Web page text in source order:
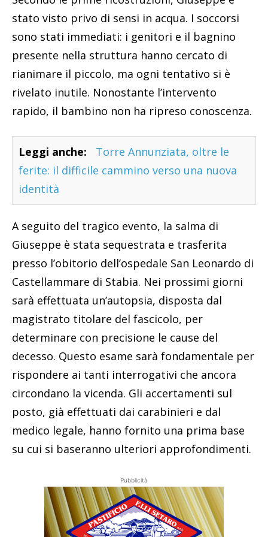
stato visto privo di sensi in acqua. I soccorsi
sono stati immediati: i genitori e il bagnino
presente nella struttura hanno cercato di
rianimare il piccolo, ma ogni tentativo si è
rivelato inutile. Nonostante l’intervento
rapido, il bambino non ha ripreso conoscenza.
Leggi anche:
Torre Annunziata, oltre le
ferite: il difficile cammino verso una nuova
identità
A seguito del tragico evento, la salma di
Giuseppe è stata sequestrata e trasferita
presso l’obitorio dell’ospedale San Leonardo di
Castellammare di Stabia. Nei prossimi giorni
sarà effettuata un’autopsia, disposta dal
magistrato titolare del fascicolo, per
determinare con precisione le cause del
decesso. Questo esame sarà fondamentale per
rispondere ai tanti interrogativi che ancora
circondano la vicenda. Gli accertamenti sul
posto, già effettuati dai carabinieri e dal
medico legale, hanno fornito una prima base
su cui si baseranno ulteriori approfondimenti.
Pubblicità